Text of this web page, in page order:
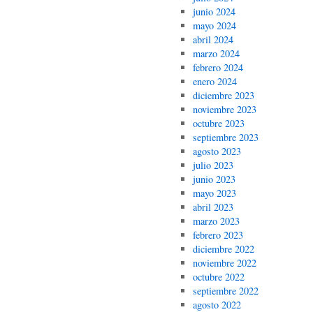
junio 2024
mayo 2024
abril 2024
marzo 2024
febrero 2024
enero 2024
diciembre 2023
noviembre 2023
octubre 2023
septiembre 2023
agosto 2023
julio 2023
junio 2023
mayo 2023
abril 2023
marzo 2023
febrero 2023
diciembre 2022
noviembre 2022
octubre 2022
septiembre 2022
agosto 2022